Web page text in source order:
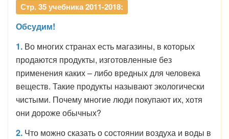
Стр. 35 учебника 2011-2018:
Обсудим!
1. Во многих странах есть магазины, в которых
продаются продукты, изготовленные без
применения каких – либо вредных для человека
веществ. Такие продукты называют экологически
чистыми. Почему многие люди покупают их, хотя
они дороже обычных?
2. Что можно сказать о состоянии воздуха и воды в